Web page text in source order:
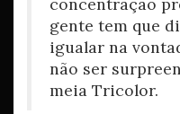
gente tem que
igualar na
não ser
meia Tricolor.